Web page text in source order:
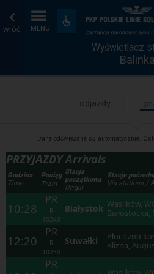
wróć MENU
Dostępność
i
udogodnienia
Strona
główna
Wyświetlacz
Balinka
odjazdy
Dane odświeżane są automatycznie.
PRZYJAZDY Arrivals
Godzina
Time
Pociąg
Train
Stacja
początkowa
Origin
Stacje
Via stations /
10:28
PR
R
10243
Białystok Wasilków,
Białostocka,
12:20
PR
R
10234
Suwałki
Płociczno
Blizna,
PR